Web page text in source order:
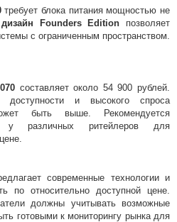
требует блока питания мощностью не
Founders Edition позволяет
с ограниченным пространством.
составляет около 54 900 рублей.
доступности и высокого спроса
быть выше. Рекомендуется
у различных ритейлеров для
современные технологии и
по относительно доступной цене.
должны учитывать возможные
готовыми к мониторингу рынка для